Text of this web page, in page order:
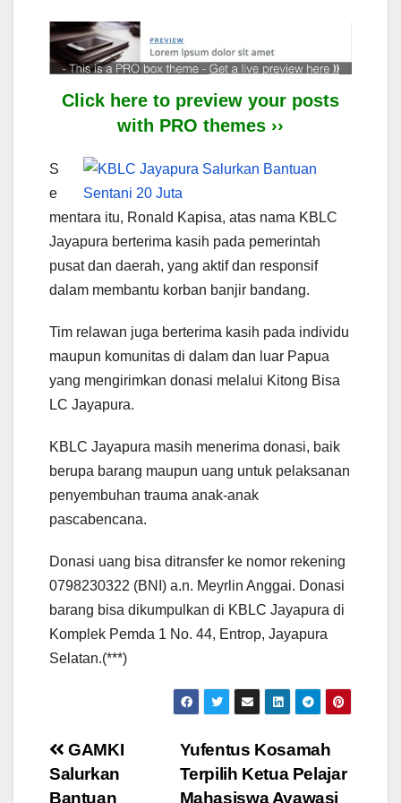
Click here to preview your posts
with PRO themes ››
S
e
mentara itu, Ronald Kapisa, atas nama KBLC
Jayapura berterima kasih pada pemerintah
pusat dan daerah, yang aktif dan responsif
dalam membantu korban banjir bandang.
Tim relawan juga berterima kasih pada individu
maupun komunitas di dalam dan luar Papua
yang mengirimkan donasi melalui Kitong Bisa
LC Jayapura.
KBLC Jayapura masih menerima donasi, baik
berupa barang maupun uang untuk pelaksanan
penyembuhan trauma anak-anak
pascabencana.
Donasi uang bisa ditransfer ke nomor rekening
0798230322 (BNI) a.n. Meyrlin Anggai. Donasi
barang bisa dikumpulkan di KBLC Jayapura di
Komplek Pemda 1 No. 44, Entrop, Jayapura
Selatan.(***)
Post
navigation
Yufentus Kosamah
Terpilih Ketua Pelajar
Mahasiswa Ayawasi
GAMKI
Salurkan
Bantuan